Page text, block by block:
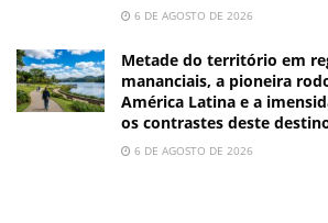
6 DE AGOSTO DE 2026
Metade do território em
mananciais, a pioneira
América Latina e a
os contrastes deste
6 DE AGOSTO DE 2026